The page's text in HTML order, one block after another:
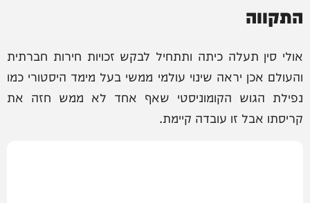
התקווה
אולי סין תעלה כיתה ותתחיל לבקש זכויות חירות חברתית
והעולם אכן יראה שינוי עולמי ממשי בעל מימד היסטורי כמו
נפילת הגוש הקומוניסטי שאף אחד לא ממש חזה את
קריסתו אבל זו עובדה קיימת.